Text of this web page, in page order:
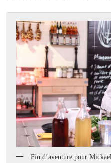
Fin d’aventure pour